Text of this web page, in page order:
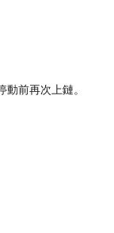
前再次上鏈。